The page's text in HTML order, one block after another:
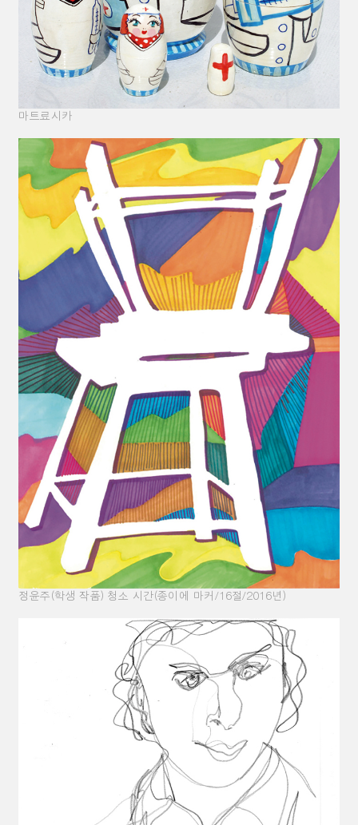
마트료시카
정윤주 (학생 작품) 청소 시간(종이에 마커 /16절 /2016년 )